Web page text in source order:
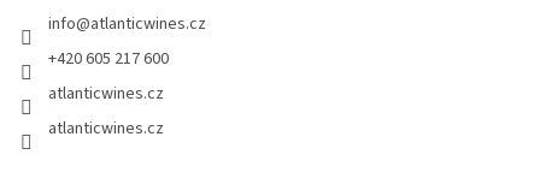
info@atlanticwines.cz
+420 605 217 600
atlanticwines.cz
atlanticwines.cz